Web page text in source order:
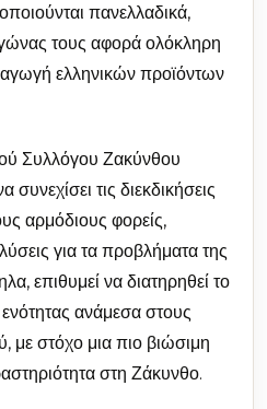
πανελλαδικά,
τους αφορά ολόκληρη
ελληνικών προϊόντων
Συλλόγου Ζακύνθου
τις διεκδικήσεις
αρμόδιους φορείς,
για τα προβλήματα της
επιθυμεί να διατηρηθεί το
ανάμεσα στους
με στόχο μια πιο βιώσιμη
στη Ζάκυνθο.